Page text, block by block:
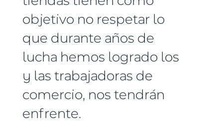
objetivo no respetar lo
que durante años de
lucha hemos logrado los
y las trabajadoras de
comercio, nos tendrán
enfrente.